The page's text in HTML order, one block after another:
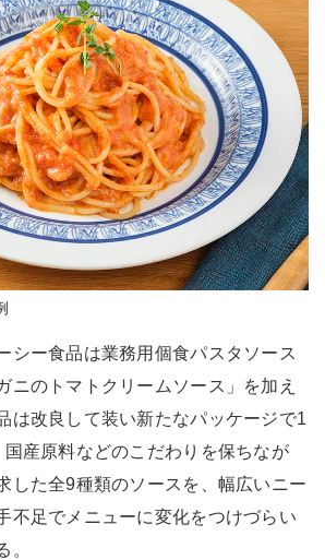
シー食品は業務用個食パスタソース
ニのトマトクリームソース」を加え
は改良して装い新たなパッケージで1
産原料などのこだわりを保ちなが
した全9種類のソースを、幅広いニー
不足でメニューに変化をつけづらい
。